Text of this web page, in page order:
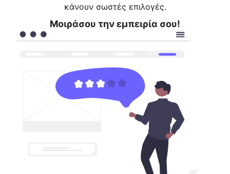
κάνουν σωστές επιλογές.
Μοιράσου την εμπειρία σου!